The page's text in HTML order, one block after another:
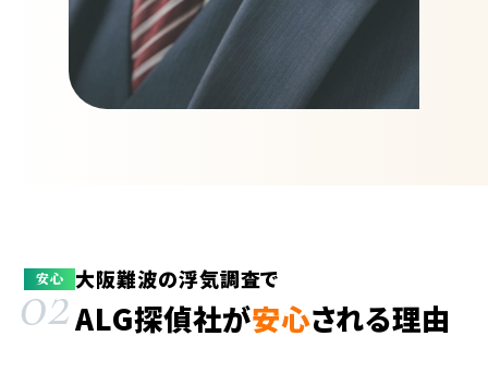
安心
02大阪難波の浮気調査で
ALG探偵社が安心される理由